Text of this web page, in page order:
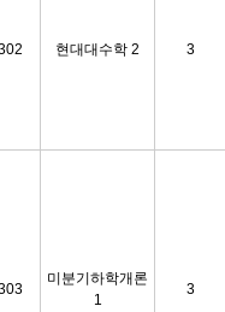
현대대수학 2 3
미분기하학개론
1
3